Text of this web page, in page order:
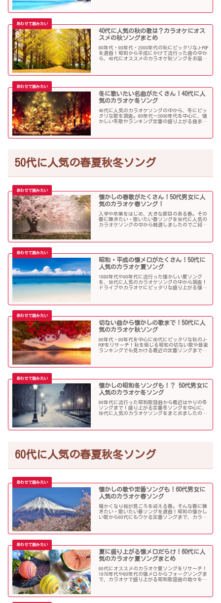
40代に人気の秋の歌は？カラオケにオス
スメの秋ソングまとめ
80年代・90年代・2000年代の秋にピッタリなJ-POP
を選曲！昭和から平成にかけて流行った曲の中か
ら、40代にオススメのカラオケ秋ソングをお届け
冬に歌いたい名曲がたくさん！40代に人
気のカラオケ冬ソング
40代に人気のカラオケソングの中から、冬にピッ
タリな歌を調査。80年代〜2000年代を中心に、懐
かしい冬歌やランキング定番の盛り上がる曲まで
50代に人気の春夏秋冬ソング
懐かしの春歌がたくさん！50代男女に人
気のカラオケ春ソング！
入学や卒業をはじめ、大きな節目のある春。その
春に聴きたい・歌いたい春ソングを50代に人気の
カラオケソングの中から厳選しましたのでご紹介
昭和・平成の懐メロがたくさん！50代に
人気のカラオケ夏ソング
1980年代や90年代に流行った懐かしい夏ソング
を、50代に人気のカラオケソングの中から調査！
ドライブやカラオケにピッタリな盛り上がる懐メ
切ない曲から懐かしの歌まで！50代に人
気のカラオケ秋ソング
80年代・90年代を中心に50代にピッタリな秋のJ-
POPをリサーチ！秋を感じる昭和の切ない歌や音楽
ランキングでも見かける最近の定番ソングまで、
懐かしの昭和冬ソングも！？ 50代男女に
人気のカラオケ冬ソング
80年代に流行った昭和歌謡曲から最近はやりの冬
ソングまで！盛り上がる定番冬ソングを中心に、
50代に人気のカラオケソングをまとめましたので
60代に人気の春夏秋冬ソング
懐かしの歌や定番ソングも！60代男女に
人気のカラオケ春ソング
暖かくなり桜が見ごろを迎える春。そんな春に聴
きたい・歌いたい春ソングを選曲！昭和の懐かし
い歌から60代にもウケる定番ソングまで、カラオ
夏に盛り上がる懐メロだらけ！60代に人
気のカラオケ夏ソングまとめ
60代にオススメのカラオケ夏ソングをリサーチ！
1970年代や80年代の懐メロからフォークソングま
で、カラオケで盛り上がる昭和歌謡曲の数々を取